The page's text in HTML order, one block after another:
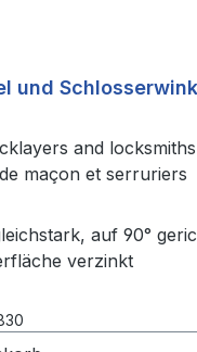
und
and
maçon et serruriers
auf 90°
verzinkt